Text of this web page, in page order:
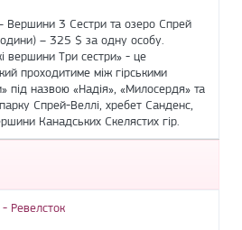
Вершини 3 Сестри та озеро Спрей
– 325 $ за одну особу.
вершини Три сестри» - це
проходитиме між гірськими
під назвою «Надія», «Милосердя» та
Спрей-Веллі, хребет Санденс,
Канадських Скелястих гір.
Ревелсток